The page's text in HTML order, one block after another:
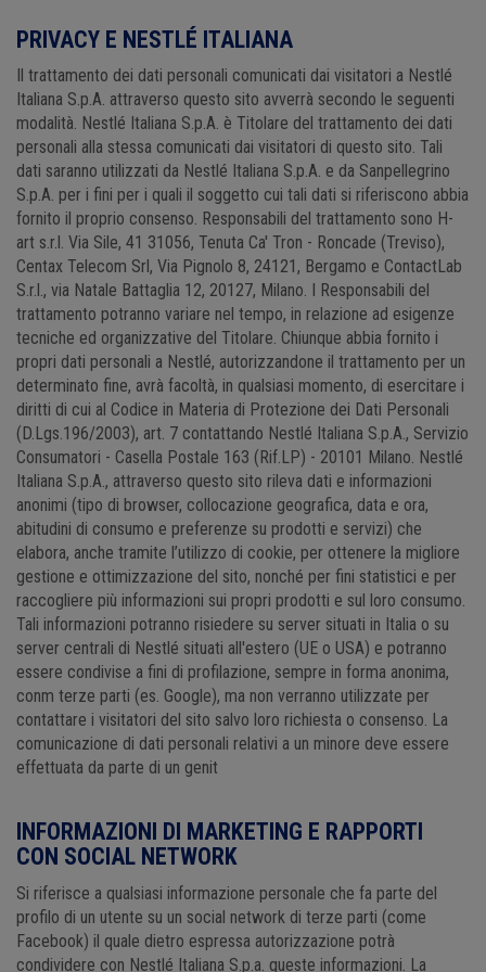
PRIVACY E NESTLÉ ITALIANA
Il trattamento dei dati personali comunicati dai visitatori a Nestlé
Italiana S.p.A. attraverso questo sito avverrà secondo le seguenti
modalità. Nestlé Italiana S.p.A. è Titolare del trattamento dei dati
personali alla stessa comunicati dai visitatori di questo sito. Tali
dati saranno utilizzati da Nestlé Italiana S.p.A. e da Sanpellegrino
S.p.A. per i fini per i quali il soggetto cui tali dati si riferiscono abbia
fornito il proprio consenso. Responsabili del trattamento sono H-
art s.r.l. Via Sile, 41 31056, Tenuta Ca' Tron - Roncade (Treviso),
Centax Telecom Srl, Via Pignolo 8, 24121, Bergamo e ContactLab
S.r.l., via Natale Battaglia 12, 20127, Milano. I Responsabili del
trattamento potranno variare nel tempo, in relazione ad esigenze
tecniche ed organizzative del Titolare. Chiunque abbia fornito i
propri dati personali a Nestlé, autorizzandone il trattamento per un
determinato fine, avrà facoltà, in qualsiasi momento, di esercitare i
diritti di cui al Codice in Materia di Protezione dei Dati Personali
(D.Lgs.196/2003), art. 7 contattando Nestlé Italiana S.p.A., Servizio
Consumatori - Casella Postale 163 (Rif.LP) - 20101 Milano. Nestlé
Italiana S.p.A., attraverso questo sito rileva dati e informazioni
anonimi (tipo di browser, collocazione geografica, data e ora,
abitudini di consumo e preferenze su prodotti e servizi) che
elabora, anche tramite l’utilizzo di cookie, per ottenere la migliore
gestione e ottimizzazione del sito, nonché per fini statistici e per
raccogliere più informazioni sui propri prodotti e sul loro consumo.
Tali informazioni potranno risiedere su server situati in Italia o su
server centrali di Nestlé situati all'estero (UE o USA) e potranno
essere condivise a fini di profilazione, sempre in forma anonima,
conm terze parti (es. Google), ma non verranno utilizzate per
contattare i visitatori del sito salvo loro richiesta o consenso. La
comunicazione di dati personali relativi a un minore deve essere
effettuata da parte di un genit
INFORMAZIONI DI MARKETING E RAPPORTI
CON SOCIAL NETWORK
Si riferisce a qualsiasi informazione personale che fa parte del
profilo di un utente su un social network di terze parti (come
Facebook) il quale dietro espressa autorizzazione potrà
condividere con Nestlé Italiana S.p.a. queste informazioni. La